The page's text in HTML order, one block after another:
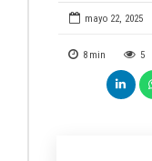
mayo 22, 2025
8 min 5